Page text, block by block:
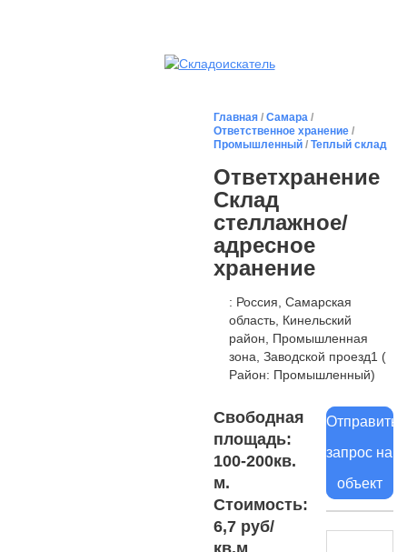
Главная / Самара /
Ответственное хранение /
Промышленный / Теплый склад
Ответхранение
Склад
стеллажное/
адресное
хранение
: Россия, Самарская
область, Кинельский
район, Промышленная
зона, Заводской проезд1 (
Район: Промышленный)
Отправить
запрос на
объект
Свободная
площадь:
100-200кв.
м.
Стоимость:
6,7 руб/
кв.м